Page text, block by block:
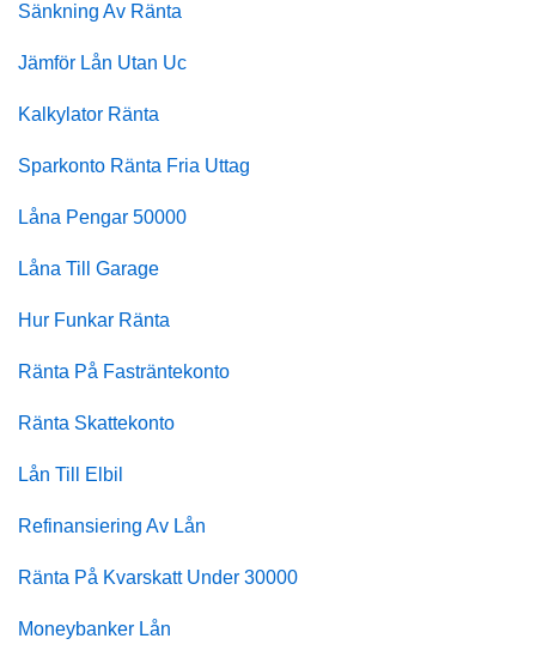
Sänkning Av Ränta
Jämför Lån Utan Uc
Kalkylator Ränta
Sparkonto Ränta Fria Uttag
Låna Pengar 50000
Låna Till Garage
Hur Funkar Ränta
Ränta På Fasträntekonto
Ränta Skattekonto
Lån Till Elbil
Refinansiering Av Lån
Ränta På Kvarskatt Under 30000
Moneybanker Lån